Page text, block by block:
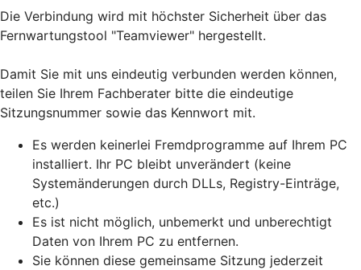
Die Verbindung wird mit höchster Sicherheit über das
Fernwartungstool "Teamviewer" hergestellt.
Damit Sie mit uns eindeutig verbunden werden können,
teilen Sie Ihrem Fachberater bitte die eindeutige
Sitzungsnummer sowie das Kennwort mit.
Es werden keinerlei Fremdprogramme auf Ihrem PC
installiert. Ihr PC bleibt unverändert (keine
Systemänderungen durch DLLs, Registry-Einträge,
etc.)
Es ist nicht möglich, unbemerkt und unberechtigt
Daten von Ihrem PC zu entfernen.
Sie können diese gemeinsame Sitzung jederzeit